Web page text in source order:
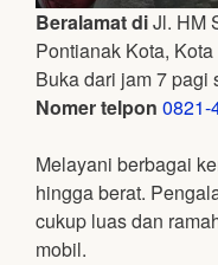
Beralamat diJl. HM
Pontianak Kota,
Buka dari jam 7 pagi
Nomer telpon 0821-
Melayani berbagai
hingga berat.
cukup luas dan
mobil.